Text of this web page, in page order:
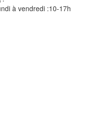
à vendredi :10-17h